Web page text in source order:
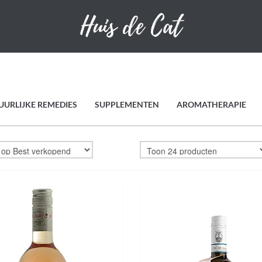
REMEDIES SUPPLEMENTEN AROMATHERAPIE